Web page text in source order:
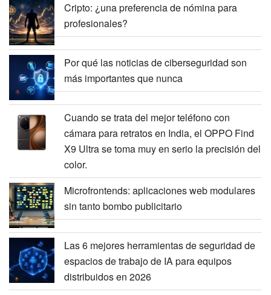
Cripto: ¿una preferencia de nómina para
profesionales?
Por qué las noticias de ciberseguridad son
más importantes que nunca
Cuando se trata del mejor teléfono con
cámara para retratos en India, el OPPO Find
X9 Ultra se toma muy en serio la precisión del
color.
Microfrontends: aplicaciones web modulares
sin tanto bombo publicitario
Las 6 mejores herramientas de seguridad de
espacios de trabajo de IA para equipos
distribuidos en 2026